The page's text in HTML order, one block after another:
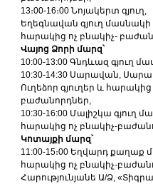
13։00-16։00 Նոյակերտ գյուղ,
Եղեգնավան գյուղ մասնակի
հարակից ոչ բնակիչ-
Վայոց Ձորի մարզ՝
10:00-13:00 Գնդևազ գյուղ
10:30-14:30 Սարավան,
Ուղեձոր գյուղեր և հարակից
բաժանորդներ,
10:30-16:00 Մալիշկա գյուղ
հարակից ոչ բնակիչ-
Կոտայքի մարզ՝
11:00-15։00 Եղվարդ քաղաք
հարակից ոչ բնակիչ-
Հարությունյանե Ա/Ձ,